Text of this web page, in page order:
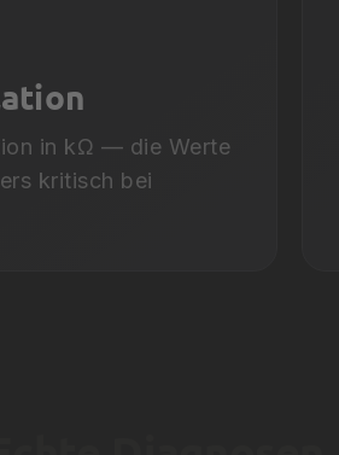
in kΩ — die Werte
kritisch bei